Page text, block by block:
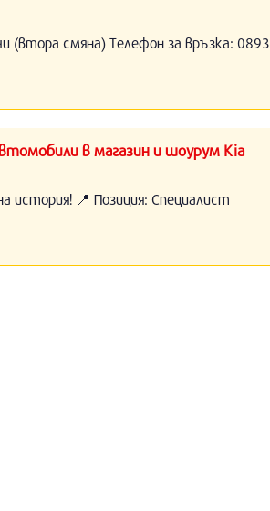
(втора смяна) Телефон за връзка: 0893
в магазин и шоурум Kia
история! 📍 Позиция: Специалист